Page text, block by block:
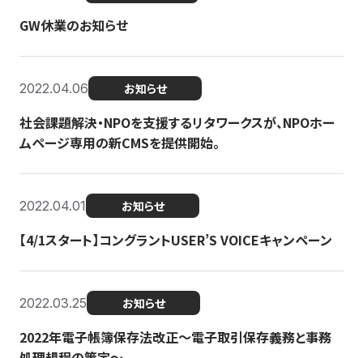
GW休業のお知らせ
2022.04.06 お知らせ
社会課題解決・NPOを支援するリタワークスが、NPOホー
ムページ専用の新CMSを提供開始。
2022.04.01 お知らせ
【4/1スタート】コングラントUSER’S VOICEキャンペーン
2022.03.25 お知らせ
2022年電子帳簿保存法改正～電子取引保存義務と事務